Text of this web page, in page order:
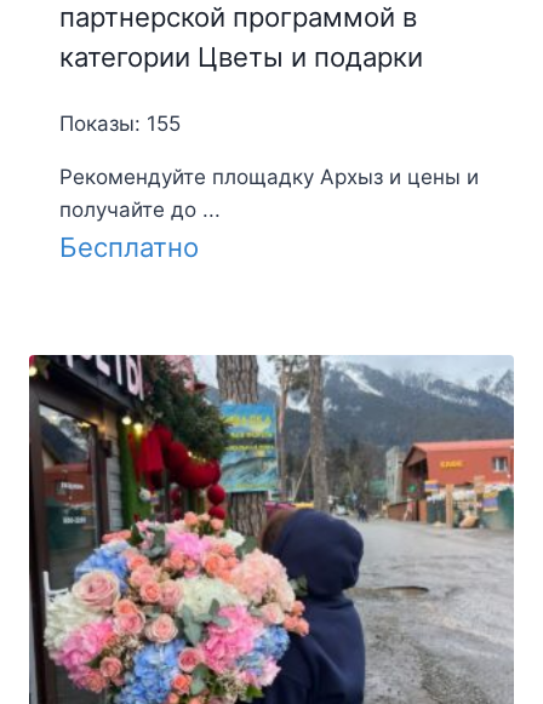
партнерской программой в
категории Цветы и подарки
Показы: 155
Рекомендуйте площадку Архыз и цены и
получайте до ...
Бесплатно